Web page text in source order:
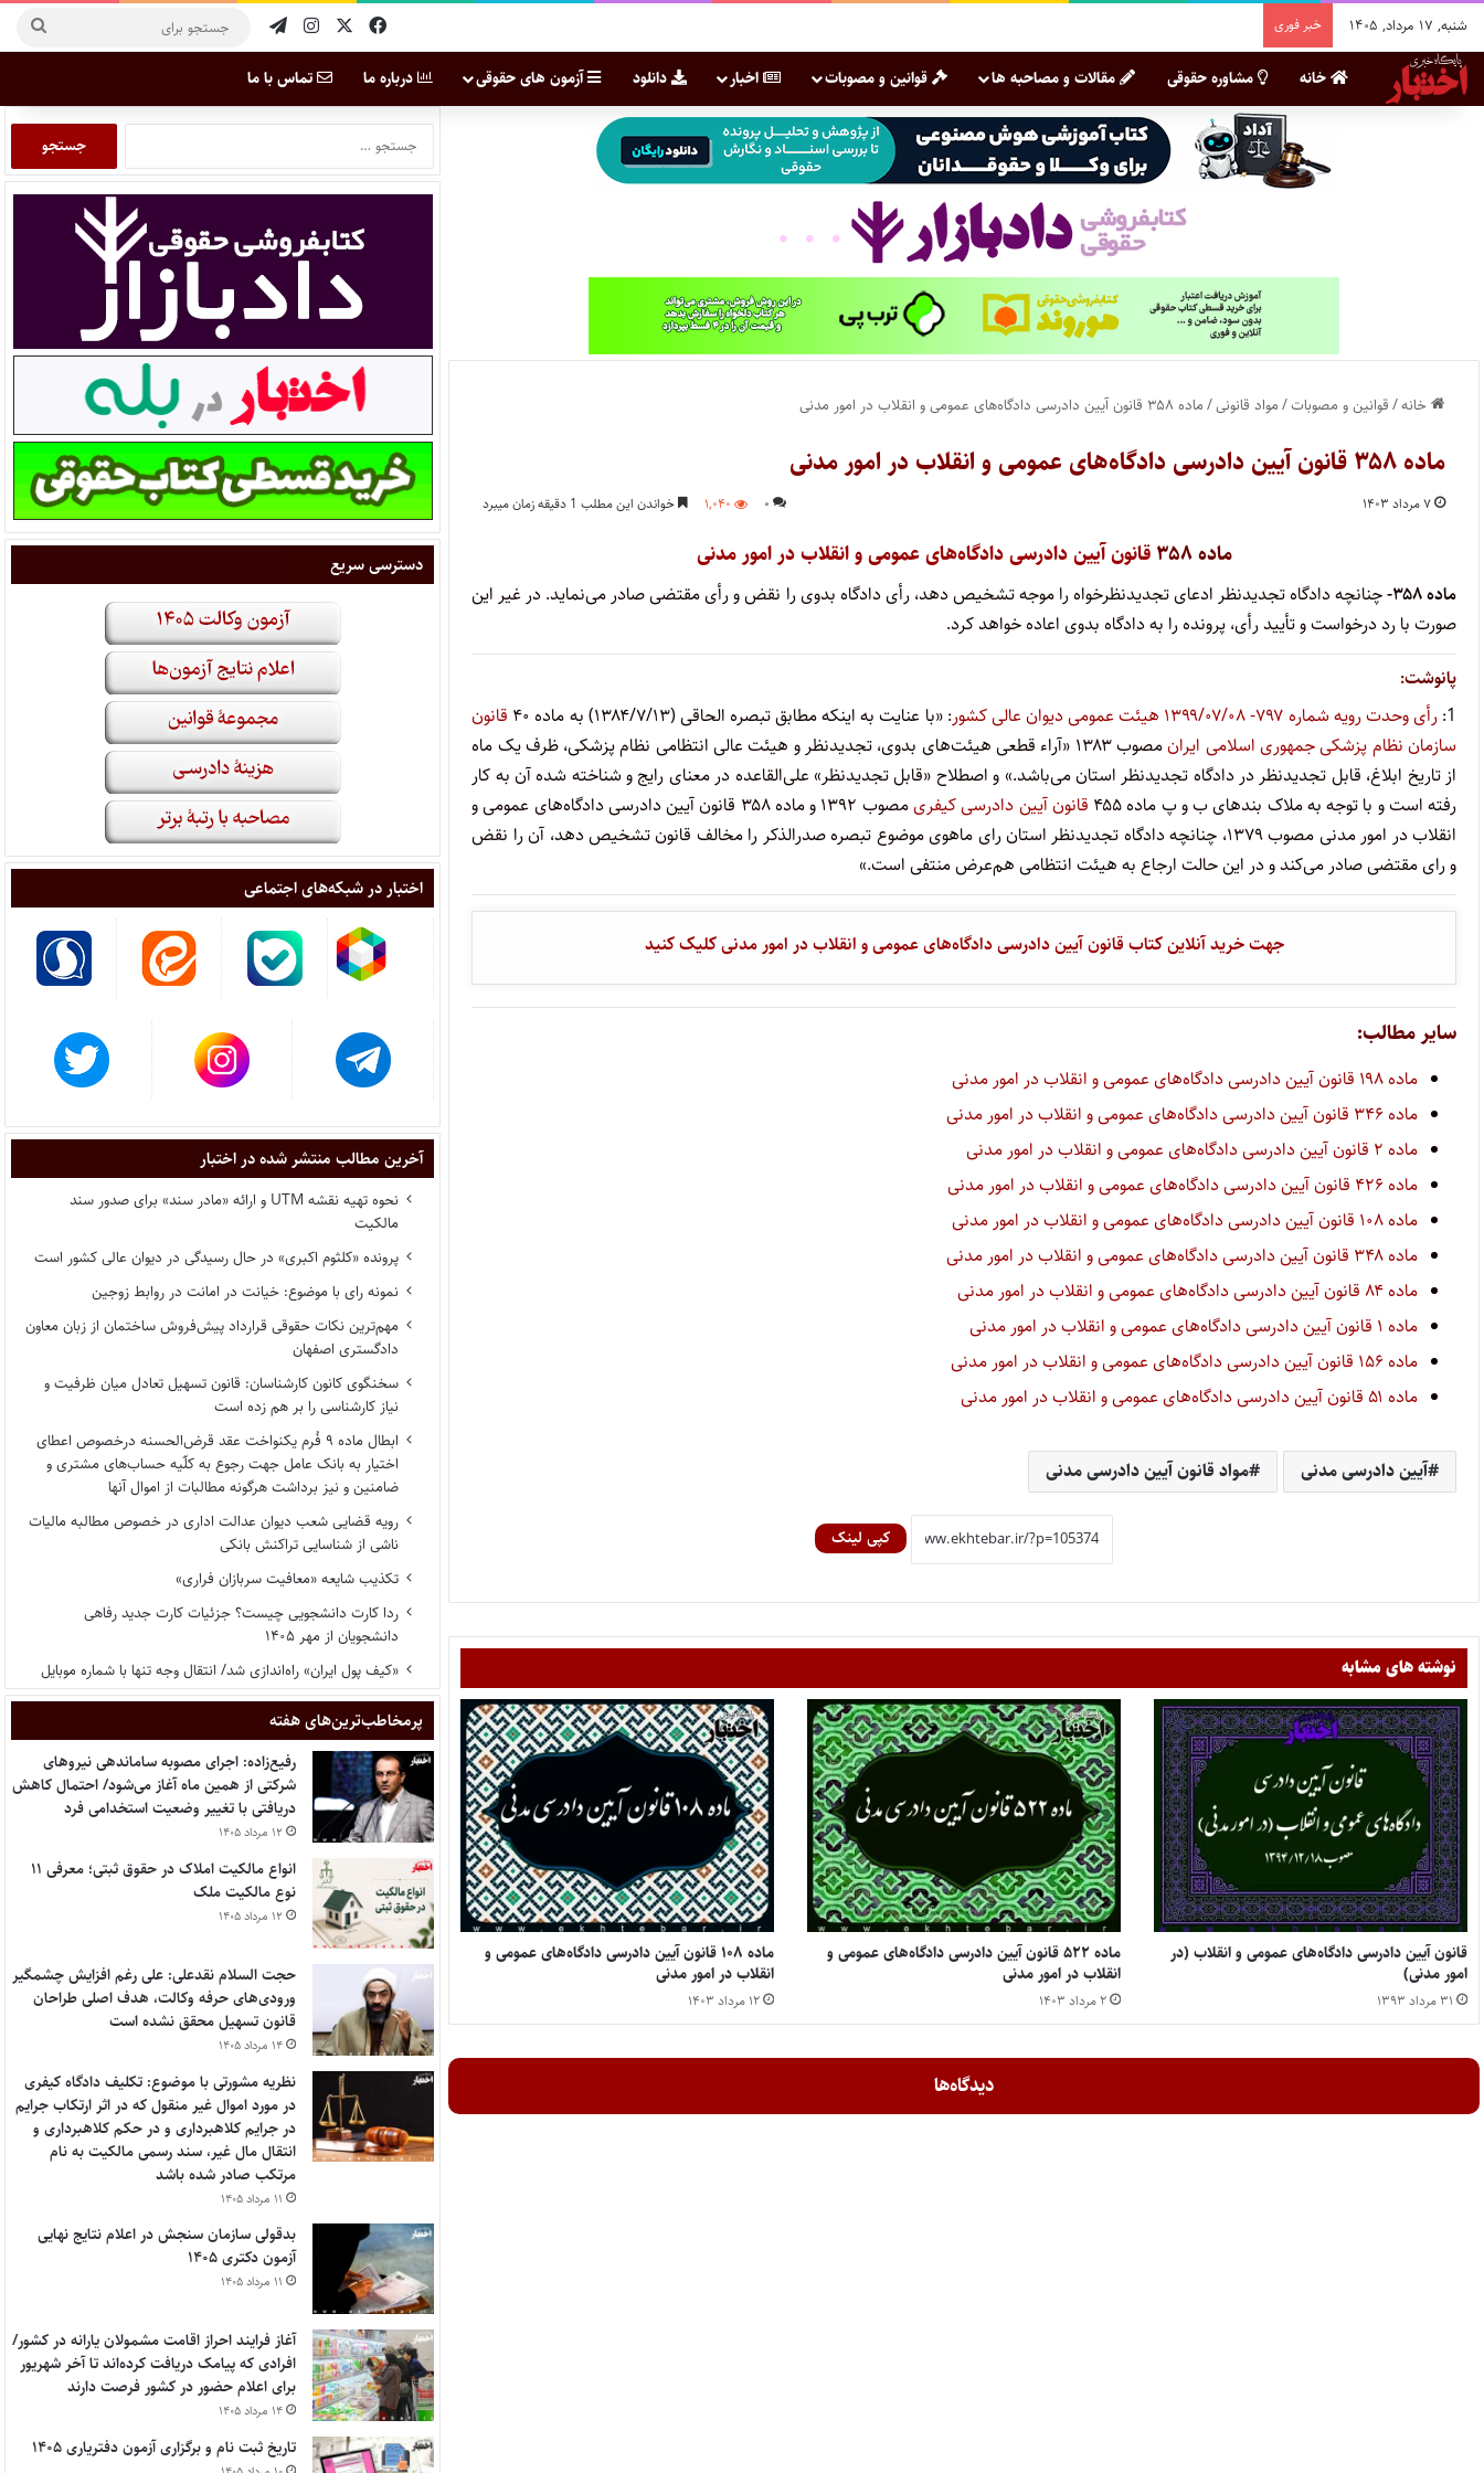
شنبه, ۱۷ مرداد, ۱۴۰۵ خبر فوری
خانه مشاوره حقوقی مقالات و مصاحبه ها قوانین و مصوبات اخبار دانلود آزمون های حقوقی درباره ما تماس با ما
خانه/قوانین و مصوبات/مواد قانونی/ماده ۳۵۸ قانون آیین دادرسی دادگاه‌های عمومی و انقلاب در امور مدنی
ماده ۳۵۸ قانون آیین دادرسی دادگاه‌های عمومی و انقلاب در امور مدنی
۷ مرداد ۱۴۰۳ ۰ ۱,۰۴۰ خواندن این مطلب 1 دقیقه زمان میبرد
ماده ۳۵۸ قانون آیین دادرسی دادگاه‌های عمومی و انقلاب در امور مدنی
ماده ۳۵۸-
چنانچه دادگاه تجدیدنظر ادعای تجدیدنظرخواه را موجه تشخیص دهد، رأی دادگاه بدوی را نقض و رأی مقتضی صادر می‌نماید. در غیر این
صورت با رد درخواست و تأیید رأی، پرونده را به دادگاه بدوی اعاده خواهد کرد.
پانوشت:
1: رأی وحدت رویه شماره ۷۹۷- ۱۳۹۹/۰۷/۰۸ هیئت عمومی دیوان عالی کشور : «با عنایت به اینکه مطابق تبصره الحاقی (۱۳۸۴/۷/۱۳) به ماده ۴۰
قانون
سازمان نظام پزشکی جمهوری اسلامی ایران
مصوب ۱۳۸۳ «آراء قطعی هیئت‌های بدوی، تجدیدنظر و هیئت عالی انتظامی نظام پزشکی، ظرف یک ماه
از تاریخ ابلاغ، قابل تجدیدنظر در دادگاه تجدیدنظر استان می‌باشد.» و اصطلاح «قابل تجدیدنظر» علی‌القاعده در معنای رایج و شناخته شده آن به کار
رفته است و با توجه به ملاک بندهای ب و پ ماده ۴۵۵
قانون آیین دادرسی کیفری
مصوب ۱۳۹۲ و ماده ۳۵۸ قانون آیین دادرسی دادگاه‌های عمومی و
انقلاب در امور مدنی مصوب ۱۳۷۹، چنانچه دادگاه تجدیدنظر استان رای ماهوی موضوع تبصره صدرالذکر را مخالف قانون تشخیص دهد، آن را نقض
و رای مقتضی صادر می‌کند و در این حالت ارجاع به هیئت انتظامی هم‌عرض منتفی است.»
جهت خرید آنلاین کتاب قانون آیین دادرسی دادگاه‌های عمومی و انقلاب در امور مدنی کلیک کنید
سایر مطالب:
ماده ۱۹۸ قانون آیین دادرسی دادگاه‌های عمومی و انقلاب در امور مدنی
ماده ۳۴۶ قانون آیین دادرسی دادگاه‌های عمومی و انقلاب در امور مدنی
ماده ۲ قانون آیین دادرسی دادگاه‌های عمومی و انقلاب در امور مدنی
ماده ۴۲۶ قانون آیین دادرسی دادگاه‌های عمومی و انقلاب در امور مدنی
ماده ۱۰۸ قانون آیین دادرسی دادگاه‌های عمومی و انقلاب در امور مدنی
ماده ۳۴۸ قانون آیین دادرسی دادگاه‌های عمومی و انقلاب در امور مدنی
ماده ۸۴ قانون آیین دادرسی دادگاه‌های عمومی و انقلاب در امور مدنی
ماده ۱ قانون آیین دادرسی دادگاه‌های عمومی و انقلاب در امور مدنی
ماده ۱۵۶ قانون آیین دادرسی دادگاه‌های عمومی و انقلاب در امور مدنی
ماده ۵۱ قانون آیین دادرسی دادگاه‌های عمومی و انقلاب در امور مدنی
آیین دادرسی مدنی مواد قانون آیین دادرسی مدنی
کپی لینک
نوشته های مشابه
‌قانون آیین دادرسی دادگاه‌های عمومی و انقلاب (‌در
امور مدنی)
۳۱ مرداد ۱۳۹۳
ماده ۵۲۲ قانون آیین دادرسی دادگاه‌های عمومی و
انقلاب در امور مدنی
۲ مرداد ۱۴۰۳
ماده ۱۰۸ قانون آیین دادرسی دادگاه‌های عمومی و
انقلاب در امور مدنی
۱۲ مرداد ۱۴۰۳
دیدگاه‌ها
دسترسی سریع
اختبار در شبکه‌های اجتماعی
آخرین مطالب منتشر شده در اختبار
نحوه تهیه نقشه UTM و ارائه «مادر سند» برای صدور سند
مالکیت
پرونده «کلثوم اکبری» در حال رسیدگی در دیوان عالی کشور است
نمونه رای با موضوع: خیانت در امانت در روابط زوجین
مهم‌ترین نکات حقوقی قرارداد پیش‌فروش ساختمان از زبان معاون
دادگستری اصفهان
سخنگوی کانون کارشناسان: قانون تسهیل تعادل میان ظرفیت و
نیاز کارشناسی را بر هم زده است
ابطال ماده ۹ فُرم یکنواخت عقد قرض‌الحسنه درخصوص اعطای
اختیار به بانک عامل جهت رجوع به کلّیه حساب‌های مشتری و
ضامنین و نیز برداشت هرگونه مطالبات از اموال آنها
رویه قضایی شعب دیوان عدالت اداری در خصوص مطالبه مالیات
ناشی از شناسایی تراکنش بانکی
تکذیب شایعه «معافیت سربازان فراری»
ردا کارت دانشجویی چیست؟ جزئیات کارت جدید رفاهی
دانشجویان از مهر ۱۴۰۵
«کیف پول ایران» راه‌اندازی شد/ انتقال وجه تنها با شماره موبایل
پر‌مخاطب‌ترین‌های هفته
رفیع‌زاده: اجرای مصوبه ساماندهی نیروهای
شرکتی از همین ماه آغاز می‌شود/ احتمال کاهش
دریافتی با تغییر وضعیت استخدامی فرد
۱۲ مرداد ۱۴۰۵
انواع مالکیت املاک در حقوق ثبتی؛ معرفی ۱۱
نوع مالکیت ملک
۱۲ مرداد ۱۴۰۵
حجت السلام نقدعلی: علی رغم افزایش چشمگیر
ورودی‌های حرفه وکالت، هدف اصلی طراحان
قانون تسهیل محقق نشده است
۱۴ مرداد ۱۴۰۵
نظریه مشورتی با موضوع: تکلیف دادگاه کیفری
در مورد اموال غیر منقول که در اثر ارتکاب جرایم
در جرایم کلاهبرداری و در حکم کلاهبرداری و
انتقال مال غیر، سند رسمی مالکیت به نام
مرتکب صادر شده باشد
۱۱ مرداد ۱۴۰۵
بدقولی سازمان سنجش در اعلام نتایج نهایی
آزمون دکتری ۱۴۰۵
۱۱ مرداد ۱۴۰۵
آغاز فرایند احراز اقامت مشمولان یارانه در کشور/
افرادی که پیامک دریافت کرده‌اند تا آخر شهریور
برای اعلام حضور در کشور فرصت دارند
۱۴ مرداد ۱۴۰۵
تاریخ ثبت نام و برگزاری آزمون دفتریاری ۱۴۰۵